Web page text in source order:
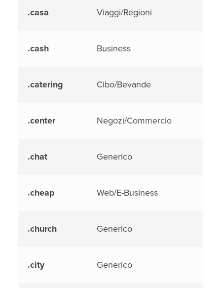
.casa Viaggi/Regioni
.cash Business
.catering Cibo/Bevande
.center Negozi/Commercio
.chat Generico
.cheap Web/E-Business
.church Generico
.city Generico